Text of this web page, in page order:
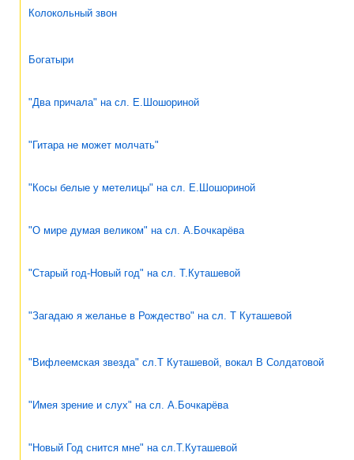
Колокольный звон
Богатыри
"Два причала" на сл. Е.Шошориной
"Гитара не может молчать"
"Косы белые у метелицы" на сл. Е.Шошориной
"О мире думая великом" на сл. А.Бочкарёва
"Старый год-Новый год" на сл. Т.Куташевой
"Загадаю я желанье в Рождество" на сл. Т Куташевой
"Вифлеемская звезда" сл.Т Куташевой, вокал В Солдатовой
"Имея зрение и слух" на сл. А.Бочкарёва
"Новый Год снится мне" на сл.Т.Куташевой